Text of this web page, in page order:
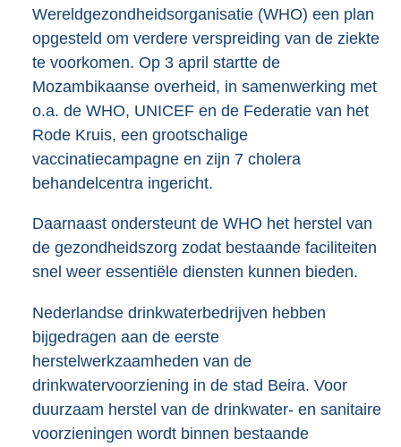
Wereldgezondheidsorganisatie (WHO) een plan
opgesteld om verdere verspreiding van de ziekte
te voorkomen. Op 3 april startte de
Mozambikaanse overheid, in samenwerking met
o.a. de WHO, UNICEF en de Federatie van het
Rode Kruis, een grootschalige
vaccinatiecampagne en zijn 7 cholera
behandelcentra ingericht.
Daarnaast ondersteunt de WHO het herstel van
de gezondheidszorg zodat bestaande faciliteiten
snel weer essentiële diensten kunnen bieden.
Nederlandse drinkwaterbedrijven hebben
bijgedragen aan de eerste
herstelwerkzaamheden van de
drinkwatervoorziening in de stad Beira. Voor
duurzaam herstel van de drinkwater- en sanitaire
voorzieningen wordt binnen bestaande